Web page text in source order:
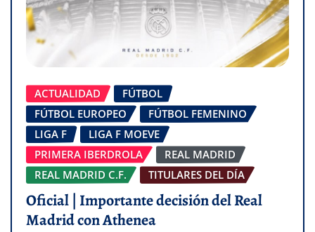
ACTUALIDAD
FÚTBOL
FÚTBOL EUROPEO
FÚTBOL FEMENINO
LIGA F
LIGA F MOEVE
PRIMERA IBERDROLA
REAL MADRID
REAL MADRID C.F.
TITULARES DEL DÍA
Oficial | Importante decisión del Real
Madrid con Athenea